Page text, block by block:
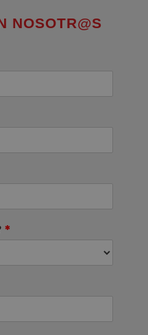
NOSOTR@S
*